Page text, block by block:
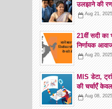
उलझाने की
Aug 21, 2025
21वीं सदी का
निर्णायक
Aug 20, 2025
MIS डेटा,
की चर्चाएँ
Aug 08, 2025